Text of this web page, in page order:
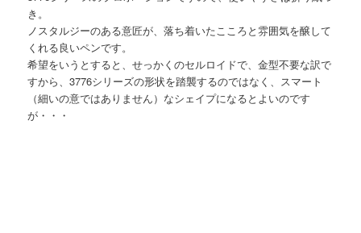
き。
ノスタルジーのある意匠が、落ち着いたこころと雰囲気を醸して
くれる良いペンです。
希望をいうとすると、せっかくのセルロイドで、金型不要な訳で
すから、3776シリーズの形状を踏襲するのではなく、スマート
（細いの意ではありません）なシェイプになるとよいのです
が・・・